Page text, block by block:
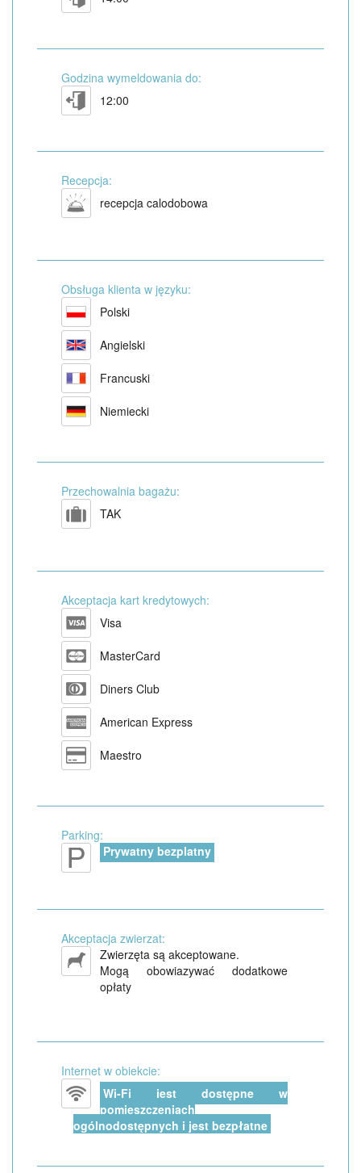
Godzina wymeldowania do:
12:00
Recepcja:
recepcja calodobowa
Obsługa klienta w języku:
Polski
Angielski
Francuski
Niemiecki
Przechowalnia bagażu:
TAK
Akceptacja kart kredytowych:
Visa
MasterCard
Diners Club
American Express
Maestro
Parking:
Prywatny bezplatny
Akceptacja zwierzat:
Zwierzęta są akceptowane.
Mogą obowiazywać dodatkowe
opłaty
Internet w obiekcie:
Wi-Fi jest dostępne w
pomieszczeniach
ogólnodostępnych i jest bezpłatne